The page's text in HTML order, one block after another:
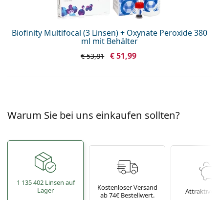
Biofinity Multifocal (3 Linsen) + Oxynate Peroxide 380
ml mit Behälter
€ 53,81 € 51,99
Warum Sie bei uns einkaufen sollten?
1 135 402 Linsen auf
Lager
Kostenloser Versand
ab 74€ Bestellwert.
Attraktive